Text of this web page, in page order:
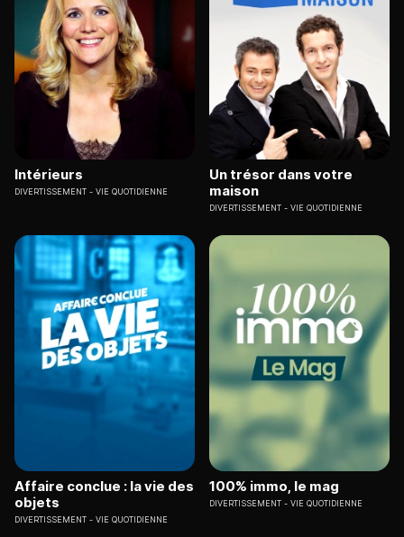
Intérieurs
DIVERTISSEMENT VIE QUOTIDIENNE
Un trésor dans votre
maison
DIVERTISSEMENT VIE QUOTIDIENNE
Affaire conclue : la vie des
objets
DIVERTISSEMENT VIE QUOTIDIENNE
100% immo, le mag
DIVERTISSEMENT VIE QUOTIDIENNE